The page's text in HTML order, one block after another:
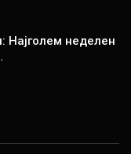
Најголем неделен